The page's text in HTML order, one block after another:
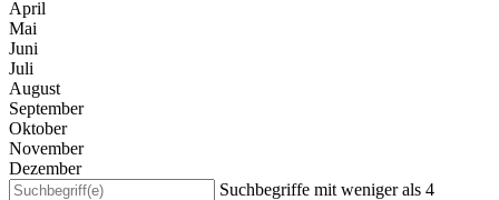
April
Mai
Juni
Juli
August
September
Oktober
November
Dezember
Suchbegriffe mit weniger als 4